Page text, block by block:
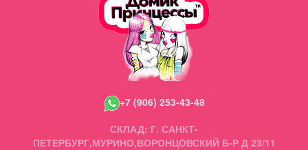
+7 (906) 253-43-48
СКЛАД: Г. САНКТ-
ПЕТЕРБУРГ,МУРИНО,ВОРОНЦОВСКИЙ Б-Р Д 23/11